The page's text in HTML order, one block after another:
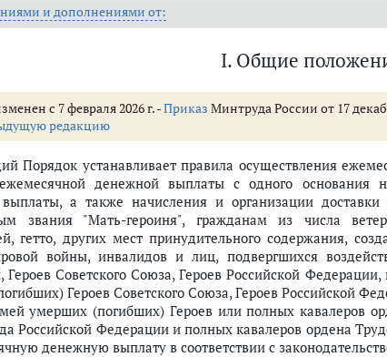
и дополнениями от:
I. Общие
с 7 февраля 2026 г. -Приказ Минтруда России от 17
редакцию
Порядок устанавливает правила осуществления
денежной выплаты с одного основания
а также начисления и организации
звания "Мать-героиня", гражданам из числа
гетто, других мест принудительного содержания,
войны, инвалидов и лиц, подвергшихся
Героев Советского Союза, Героев Российской
Героев Советского Союза, Героев Российской
умерших (погибших) Героев или полных кавалеров
Российской Федерации и полных кавалеров ордена
денежную выплату в соответствии с